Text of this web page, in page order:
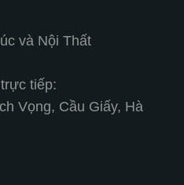
và Nội Thất
tiếp:
Vọng, Cầu Giấy, Hà